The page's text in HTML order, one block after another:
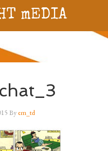
mEDIA
Byem_td